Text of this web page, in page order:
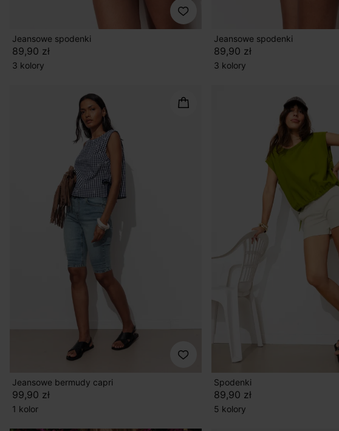
Jeansowe spodenki
89,90 zł
3 kolory
Jeansowe spodenki
89,90 zł
3 kolory
Jeansowe bermudy capri
99,90 zł
1 kolor
Spodenki
89,90 zł
5 kolory